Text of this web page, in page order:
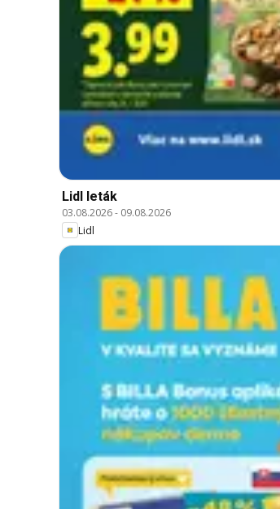
Lidl leták
03.08.2026- 09.08.2026
Lidl